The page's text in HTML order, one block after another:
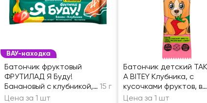
ВАУ-находка
Батончик фруктовый
ФРУТИЛАД Я Буду!
Банановый с клубникой,
с 12 месяцев
15 г
Цена за 1 шт
Батончик детский
A BITEY Клубника, с
кусочками фруктов, в
шоколаде
Цена за 1 шт